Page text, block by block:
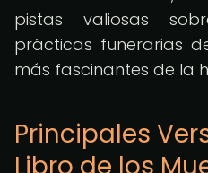
pistas valiosas
prácticas funerarias
más fascinantes de la
Principales